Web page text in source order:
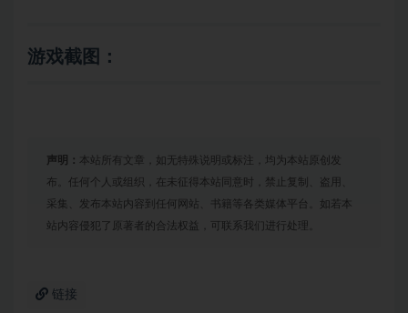
游戏截图：
声明： 本站所有文章，如无特殊说明或标注，均为本站原创发
布。任何个人或组织，在未征得本站同意时，禁止复制、盗用、
采集、发布本站内容到任何网站、书籍等各类媒体平台。如若本
站内容侵犯了原著者的合法权益，可联系我们进行处理。
链接